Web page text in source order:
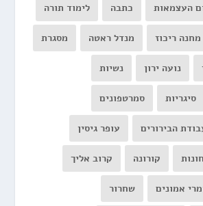
העצמאות כתבה לימוד תורה
מחנה ריכוז מנדל ראטה מסגרת
נועה ירון נשיות
סיגריות סמרטפונים
הבירורים עופר גיסין
קורונה קרוב אליך
אמונים שחרור